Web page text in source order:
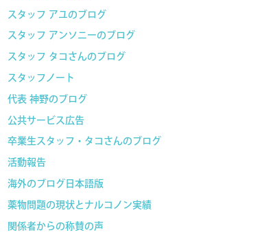
スタッフ アユのブログ
スタッフ アンソニーのブログ
スタッフ タコさんのブログ
スタッフノート
代表 神野のブログ
公共サービス広告
卒業生スタッフ・タコさんのブログ
活動報告
海外のブログ日本語版
薬物問題の現状とナルコノン実績
関係者からの称賛の声